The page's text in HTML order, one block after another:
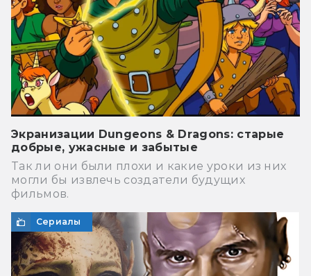
Экранизации Dungeons & Dragons: старые
добрые, ужасные и забытые
Так ли они были плохи и какие уроки из них
могли бы извлечь создатели будущих
фильмов.
Сериалы